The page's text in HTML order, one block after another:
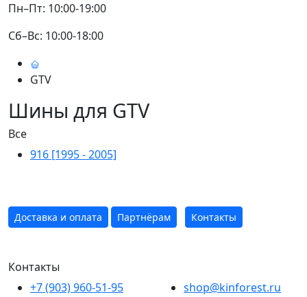
Пн–Пт: 10:00-19:00
Сб–Вс: 10:00-18:00
GTV
Шины для GTV
Все
916 [1995 - 2005]
Доставка и оплата Партнёрам Контакты
Контакты
+7 (903) 960-51-95
shop@kinforest.ru